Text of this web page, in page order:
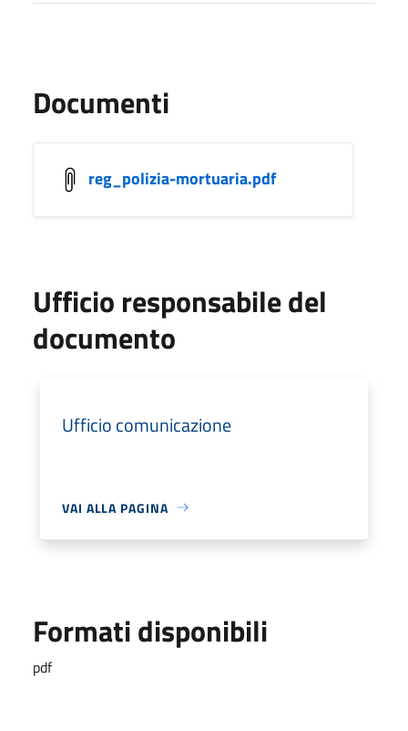
Documenti
reg_polizia-mortuaria.pdf
Ufficio responsabile del
documento
Ufficio comunicazione
VAI ALLA PAGINA
Formati disponibili
pdf